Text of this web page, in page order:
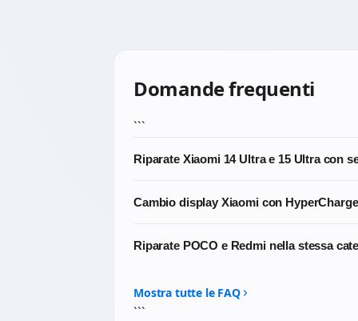
Domande frequenti
```
Riparate Xiaomi 14 Ultra e 15 Ultra con
complessi: in caso di danno a una delle
Cambio display Xiaomi con
Riparate POCO e Redmi nella stessa
sito.
Mostra tutte le FAQ
```